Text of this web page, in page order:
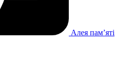
Алея памʼяті